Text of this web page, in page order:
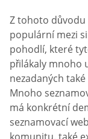
Z tohoto důvodu
populární mezi
pohodlí, které
přilákaly mnoho
nezadaných
Mnoho
má konkrétní
seznamovací